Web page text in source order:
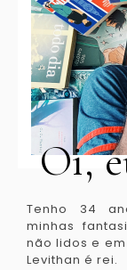
Oi,
Tenho 34
minhas
não lidos e
Levithan é rei.